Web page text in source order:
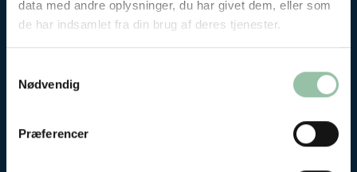
data med andre oplysninger, du har givet dem, eller som
de har indsamlet fra din brug af deres tjenester.
Nødvendig
Præferencer